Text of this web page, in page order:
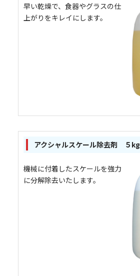
早い乾燥で、食器やグラスの仕
上がりをキレイにします。
アクシャルスケール除去剤 ５kg
機械に付着したスケールを強力
に分解除去いたします。